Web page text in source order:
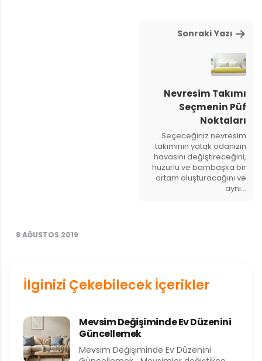
8 AĞUSTOS 2019
Sonraki Yazı
Nevresim Takımı
Seçmenin Püf
Noktaları
Seçeceğiniz nevresim
takımının yatak odanızın
havasını değiştireceğini,
huzurlu ve bambaşka bir
ortam oluşturacağını ve
aynı…
İlginizi Çekebilecek İçerikler
Mevsim Değişiminde Ev Düzenini
Güncellemek
Mevsim Değişiminde Ev Düzenini